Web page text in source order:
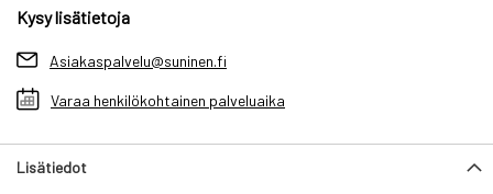
Kysy lisätietoja
Asiakaspalvelu@suninen.fi
Varaa henkilökohtainen palveluaika
Lisätiedot